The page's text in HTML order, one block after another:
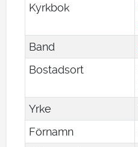
Kyrkbok
Band
Bostadsort
Yrke
Förnamn